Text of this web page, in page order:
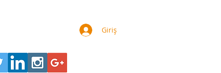
Giriş